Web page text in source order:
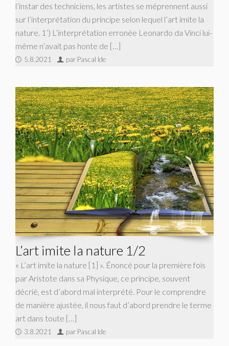
l’instar des techniciens, les artistes se méprennent aussi
sur l’interprétation du principe selon lequel l’art imite la
nature. 1’) L’interprétation erronée Leonardo da Vinci lui-
même n’avait pas honte de […]
5.8.2021 par Pascal Ide
L’art imite la nature 1/2
« L’art imite la nature [1] ». Énoncé pour la première fois
par Aristote dans sa Physique, ce principe, souvent
décrié, est d’abord mal interprété. Pour le comprendre
de manière ajustée, il nous faut d’abord prendre le terme
art dans toute […]
3.8.2021 par Pascal Ide